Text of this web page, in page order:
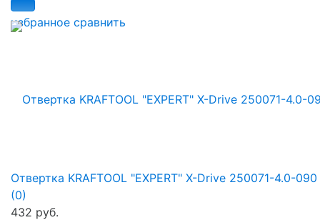
избранное сравнить
Отвертка KRAFTOOL "EXPERT" X-Drive 250071-4.0-090
(0)
432 руб.